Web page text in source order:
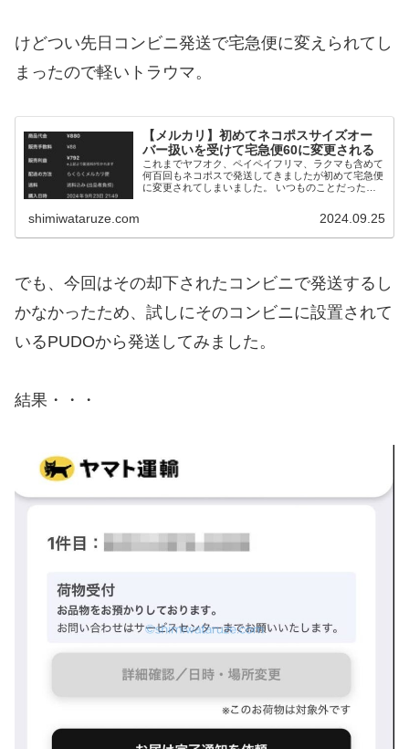
けどつい先日コンビニ発送で宅急便に変えられてし
まったので軽いトラウマ。
【メルカリ】初めてネコポスサイズオー
バー扱いを受けて宅急便60に変更される
これまでヤフオク、ペイペイフリマ、ラクマも含めて
何百回もネコポスで発送してきましたが初めて宅急便
に変更されてしまいました。 いつものことだったの
shimiwataruze.com 2024.09.25
でも、今回はその却下されたコンビニで発送するし
かなかったため、試しにそのコンビニに設置されて
いるPUDOから発送してみました。
結果・・・